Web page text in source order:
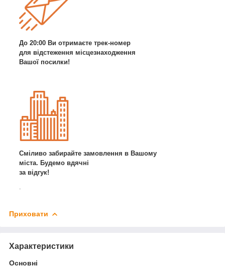
До 20:00 Ви отримаєте трек-номер
для відстеження місцезнаходження
Вашої посилки!
Сміливо забирайте замовлення в Вашому
міста. Будемо вдячні
за відгук!
Приховати
Характеристики
Основні